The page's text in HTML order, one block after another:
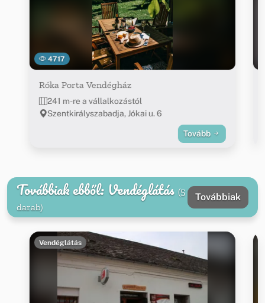
4717
Róka Porta Vendégház
241 m-re a vállalkozástól
Szentkirályszabadja, Jókai u. 6
Tovább
Továbbiak ebből: Vendéglátás (5
darab)
Továbbiak
Vendéglátás